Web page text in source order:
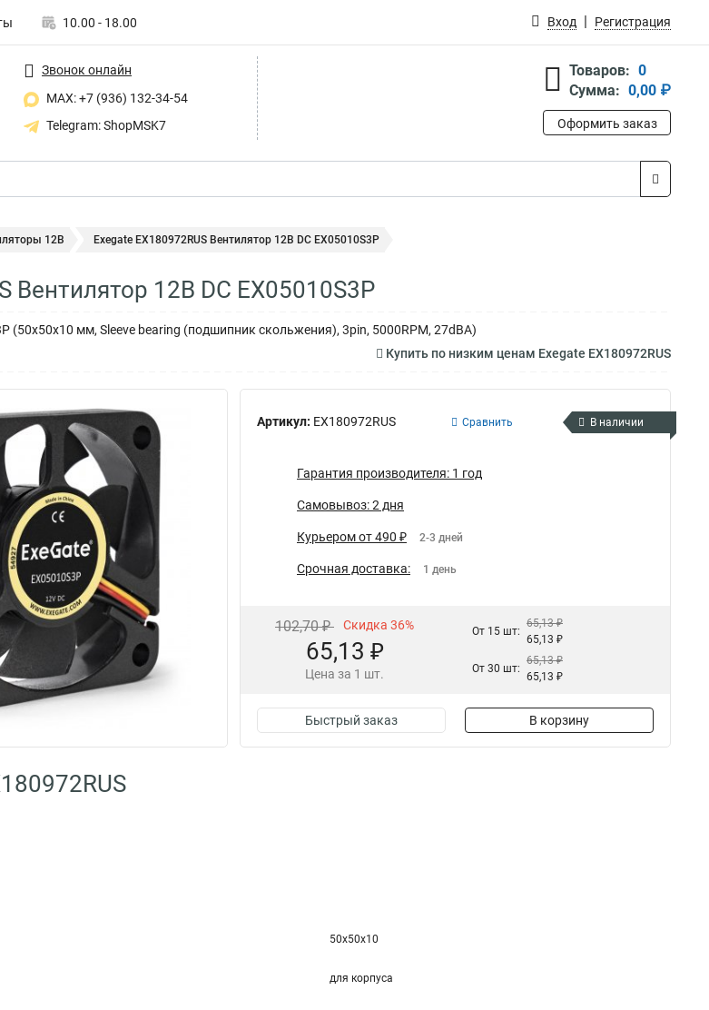
10.00 - 18.00 Вход Регистрация
Звонок онлайн
MAX: +7 (936) 132-34-54
Telegram: ShopMSK7
Товаров: 0
Сумма: 0,00 ₽
Оформить заказ
12В Exegate EX180972RUS Вентилятор 12В DC EX05010S3P
Вентилятор 12В DC EX05010S3P
(50x50x10 мм, Sleeve bearing (подшипник скольжения), 3pin, 5000RPM, 27dBA)
Купить по низким ценам Exegate EX180972RUS
Артикул: EX180972RUS Сравнить В наличии
Гарантия производителя: 1 год
Самовывоз: 2 дня
Курьером от 490 ₽ 2-3 дней
Срочная доставка: 1 день
102,70 ₽ Скидка 36%
65,13 ₽
Цена за 1 шт.
От 15 шт:
65,13 ₽
65,13 ₽
От 30 шт:
65,13 ₽
65,13 ₽
Быстрый заказ В корзину
50x50x10
для корпуса